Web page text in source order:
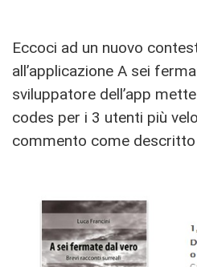
Eccoci ad un nuovo
all’applicazione A sei
sviluppatore dell’app
codes per i 3 utenti più
commento come